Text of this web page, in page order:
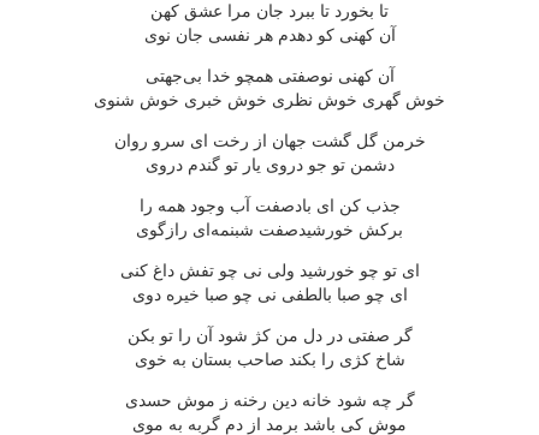
تا بخورد تا ببرد جان مرا عشق كهن
آن كهنی كو دهدم هر نفسی جان نوی
آن كهنی نوصفتی همچو خدا بی‌جهتی
خوش گهری خوش نظری خوش خبری خوش شنوی
خرمن گل گشت جهان از رخت ای سرو روان
دشمن تو جو دروی یار تو گندم دروی
جذب كن ای بادصفت آب وجود همه را
بركش خورشیدصفت شبنمه‌ای رازگوی
ای تو چو خورشید ولی نی چو تفش داغ كنی
ای چو صبا بالطفی نی چو صبا خیره دوی
گر صفتی در دل من كژ شود آن را تو بكن
شاخ كژی را بكند صاحب بستان به خوی
گر چه شود خانه دین رخنه ز موش حسدی
موش كی باشد برمد از دم گربه به موی